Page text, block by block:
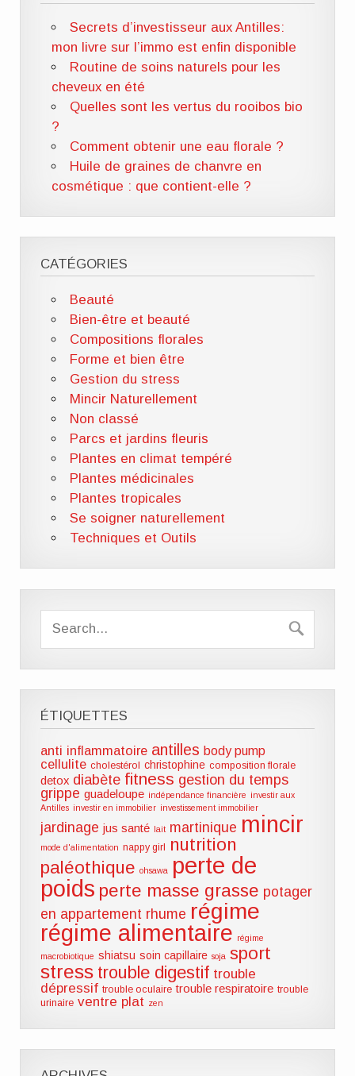
Secrets d’investisseur aux Antilles:
mon livre sur l’immo est enfin disponible
Routine de soins naturels pour les
cheveux en été
Quelles sont les vertus du rooibos bio
?
Comment obtenir une eau florale ?
Huile de graines de chanvre en
cosmétique : que contient-elle ?
CATÉGORIES
Beauté
Bien-être et beauté
Compositions florales
Forme et bien être
Gestion du stress
Mincir Naturellement
Non classé
Parcs et jardins fleuris
Plantes en climat tempéré
Plantes médicinales
Plantes tropicales
Se soigner naturellement
Techniques et Outils
ÉTIQUETTES
anti inflammatoire antilles body pump
cellulite cholestérol christophine composition florale
detox diabète fitness gestion du temps
grippe guadeloupe indépendance financière investir aux
Antilles investir en immobilier investissement immobilier
jardinage jus santé lait martinique mincir
mode d'alimentation nappy girl nutrition
paléothique ohsawa
perte de
poids perte masse grasse potager
en appartement rhume régime
régime alimentaire régime
macrobiotique shiatsu soin capillaire soja sport
stress trouble digestif trouble
dépressif trouble oculaire trouble respiratoire trouble
urinaire ventre plat zen